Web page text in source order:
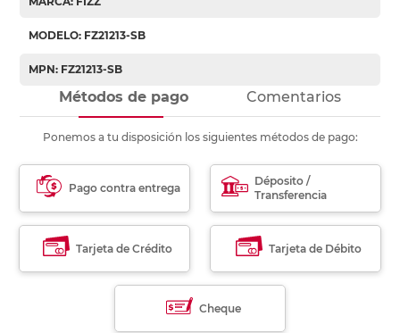
MODELO: FZ21213-SB
MPN: FZ21213-SB
Métodos de pago Comentarios
Ponemos a tu disposición los siguientes métodos de pago:
Pago contra entrega
Déposito /
Transferencia
Tarjeta de Crédito Tarjeta de Débito
Cheque